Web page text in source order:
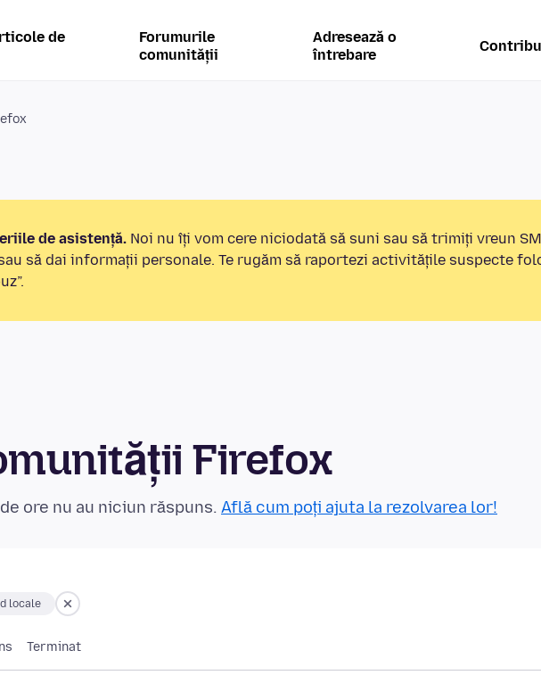
de
Forumurile
comunității
Adresează o
întrebare
de asistență. Noi nu îți vom cere niciodată să suni sau să trimiți vreun
să dai informații personale. Te rugăm să raportezi activitățile suspecte
Firefox
ore nu au niciun răspuns. Află cum poți ajuta la rezolvarea lor!
locale
Terminat